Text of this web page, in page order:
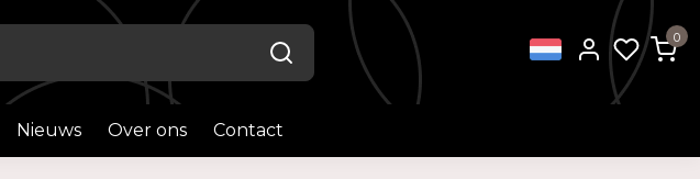
0
Nieuws Over ons Contact